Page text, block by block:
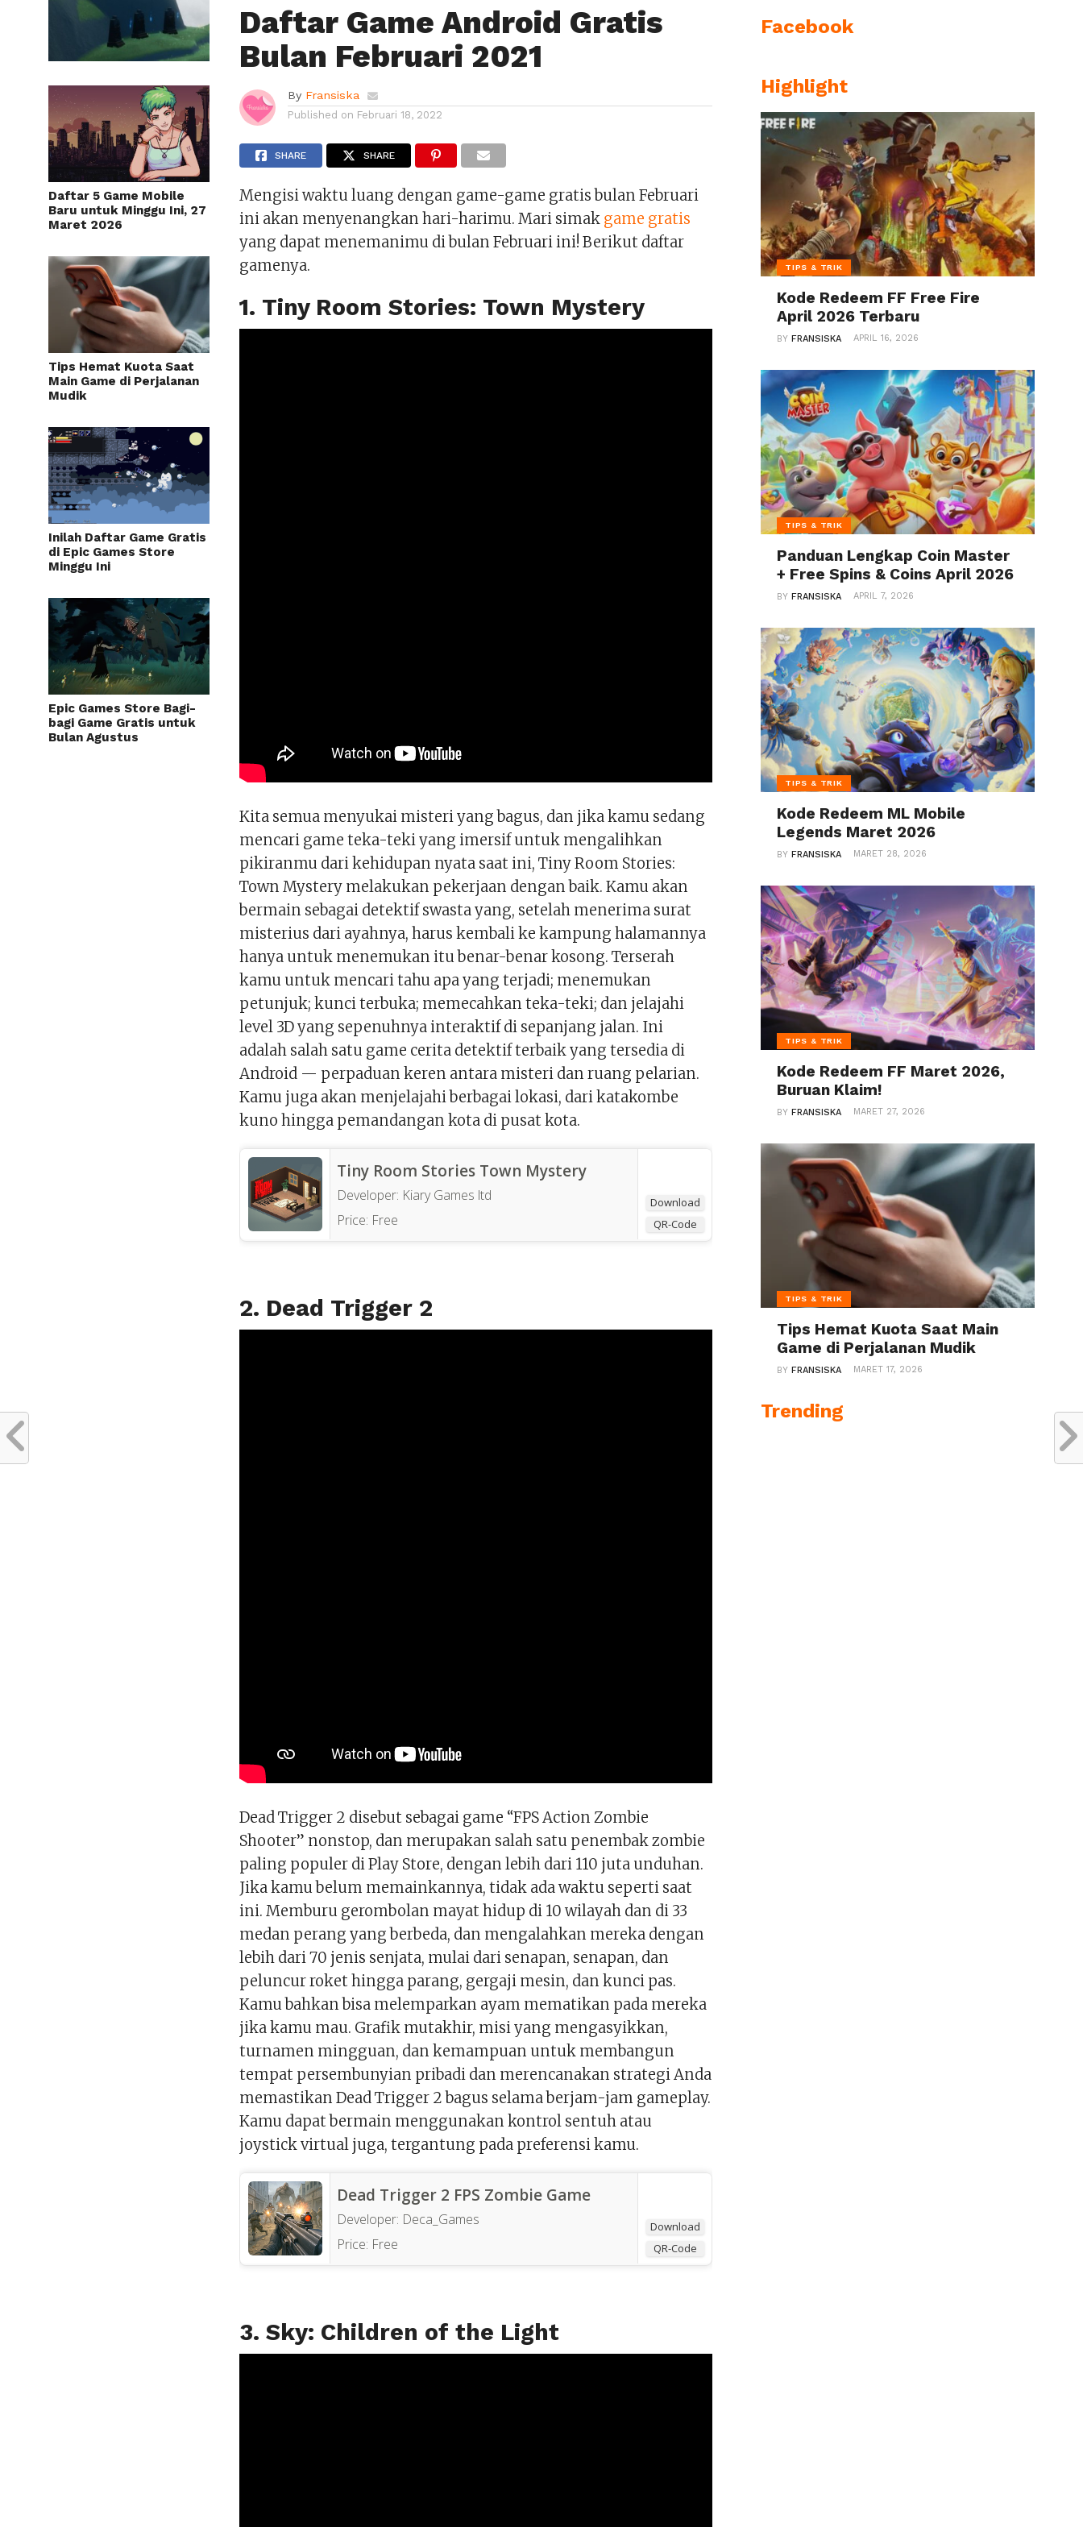
Daftar 5 Game Mobile
Baru untuk Minggu Ini, 27
Maret 2026
Tips Hemat Kuota Saat
Main Game di Perjalanan
Mudik
Inilah Daftar Game Gratis
di Epic Games Store
Minggu Ini
Epic Games Store Bagi-
bagi Game Gratis untuk
Bulan Agustus
Daftar Game Android Gratis
Bulan Februari 2021
By Fransiska
Published on Februari 18, 2022
SHARE SHARE
Mengisi waktu luang dengan game-game gratis bulan Februari
ini akan menyenangkan hari-harimu. Mari simak game gratis
yang dapat menemanimu di bulan Februari ini! Berikut daftar
gamenya.
1. Tiny Room Stories: Town Mystery
Kita semua menyukai misteri yang bagus, dan jika kamu sedang
mencari game teka-teki yang imersif untuk mengalihkan
pikiranmu dari kehidupan nyata saat ini, Tiny Room Stories:
Town Mystery melakukan pekerjaan dengan baik. Kamu akan
bermain sebagai detektif swasta yang, setelah menerima surat
misterius dari ayahnya, harus kembali ke kampung halamannya
hanya untuk menemukan itu benar-benar kosong. Terserah
kamu untuk mencari tahu apa yang terjadi; menemukan
petunjuk; kunci terbuka; memecahkan teka-teki; dan jelajahi
level 3D yang sepenuhnya interaktif di sepanjang jalan. Ini
adalah salah satu game cerita detektif terbaik yang tersedia di
Android — perpaduan keren antara misteri dan ruang pelarian.
Kamu juga akan menjelajahi berbagai lokasi, dari katakombe
kuno hingga pemandangan kota di pusat kota.
Download
QR-Code
Tiny Room Stories Town Mystery
Developer: Kiary Games ltd
Price: Free
2. Dead Trigger 2
Dead Trigger 2 disebut sebagai game “FPS Action Zombie
Shooter” nonstop, dan merupakan salah satu penembak zombie
paling populer di Play Store, dengan lebih dari 110 juta unduhan.
Jika kamu belum memainkannya, tidak ada waktu seperti saat
ini. Memburu gerombolan mayat hidup di 10 wilayah dan di 33
medan perang yang berbeda, dan mengalahkan mereka dengan
lebih dari 70 jenis senjata, mulai dari senapan, senapan, dan
peluncur roket hingga parang, gergaji mesin, dan kunci pas.
Kamu bahkan bisa melemparkan ayam mematikan pada mereka
jika kamu mau. Grafik mutakhir, misi yang mengasyikkan,
turnamen mingguan, dan kemampuan untuk membangun
tempat persembunyian pribadi dan merencanakan strategi Anda
memastikan Dead Trigger 2 bagus selama berjam-jam gameplay.
Kamu dapat bermain menggunakan kontrol sentuh atau
joystick virtual juga, tergantung pada preferensi kamu.
Download
QR-Code
Dead Trigger 2 FPS Zombie Game
Developer: Deca_Games
Price: Free
3. Sky: Children of the Light
Facebook
Highlight
TIPS & TRIK
Kode Redeem FF Free Fire
April 2026 Terbaru
BYFRANSISKA APRIL 16, 2026
TIPS & TRIK
Panduan Lengkap Coin Master
+ Free Spins & Coins April 2026
BYFRANSISKA APRIL 7, 2026
TIPS & TRIK
Kode Redeem ML Mobile
Legends Maret 2026
BYFRANSISKA MARET 28, 2026
TIPS & TRIK
Kode Redeem FF Maret 2026,
Buruan Klaim!
BYFRANSISKA MARET 27, 2026
TIPS & TRIK
Tips Hemat Kuota Saat Main
Game di Perjalanan Mudik
BYFRANSISKA MARET 17, 2026
Trending